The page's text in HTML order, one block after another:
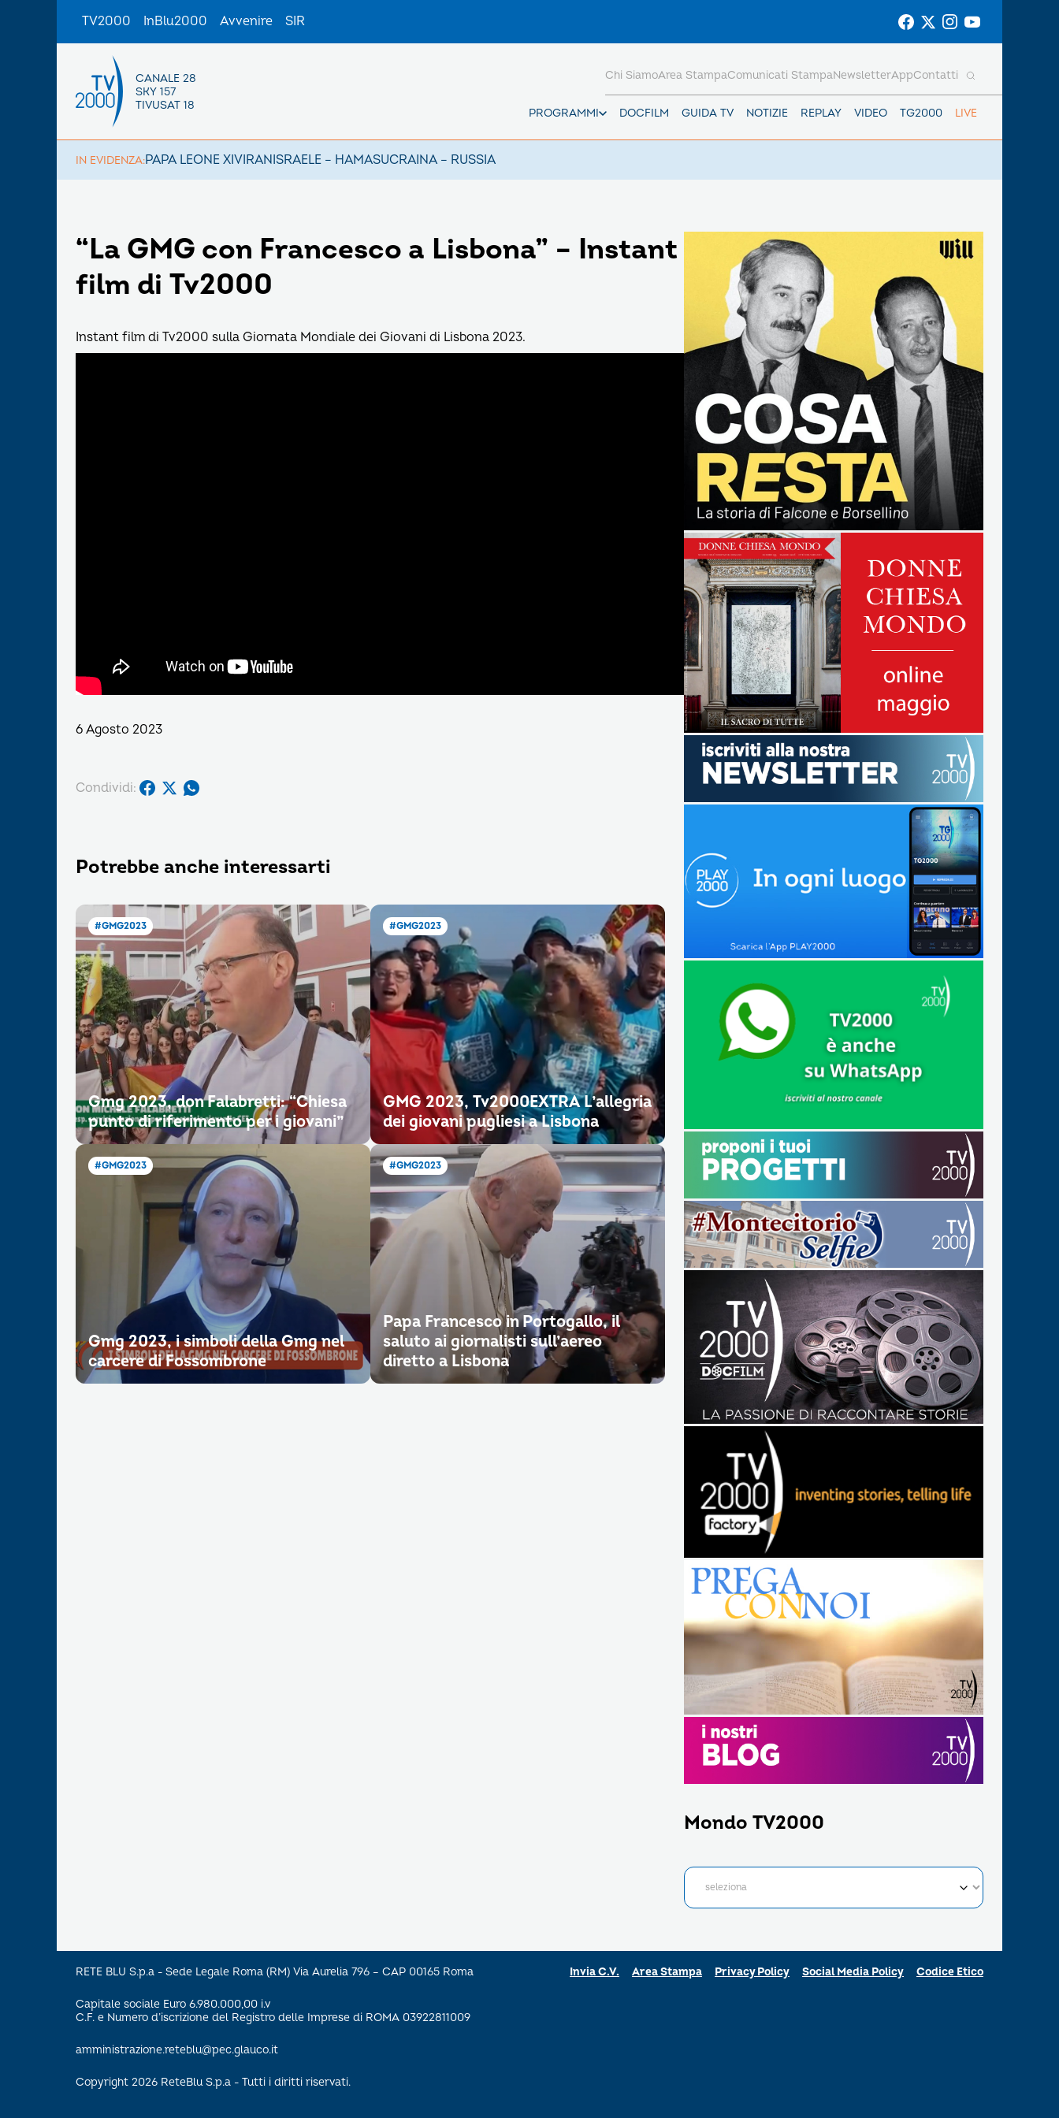
TV2000 InBlu2000 Avvenire SIR
CANALE 28
SKY 157
TIVUSAT 18
PROGRAMMI DOCFILM GUIDA TV NOTIZIE REPLAY VIDEO TG2000 LIVE
Chi SiamoArea StampaComunicati StampaNewsletterAppContatti
IN EVIDENZA:PAPA LEONE XIVIRANISRAELE – HAMASUCRAINA – RUSSIA
“La GMG con Francesco a Lisbona” – Instant
film di Tv2000
Instant film di Tv2000 sulla Giornata Mondiale dei Giovani di Lisbona 2023.
6 Agosto 2023
Condividi:
Potrebbe anche interessarti
#GMG2023
Gmg 2023, don Falabretti: “Chiesa
punto di riferimento per i giovani”
#GMG2023
GMG 2023, Tv2000EXTRA L’allegria
dei giovani pugliesi a Lisbona
#GMG2023
Gmg 2023, i simboli della Gmg nel
carcere di Fossombrone
#GMG2023
Papa Francesco in Portogallo, il
saluto ai giornalisti sull’aereo
diretto a Lisbona
Mondo TV2000
RETE BLU S.p.a - Sede Legale Roma (RM) Via Aurelia 796 – CAP 00165 Roma
Capitale sociale Euro 6.980.000,00 i.v
C.F. e Numero d’iscrizione del Registro delle Imprese di ROMA 03922811009
amministrazione.reteblu@pec.glauco.it
Copyright 2026 ReteBlu S.p.a - Tutti i diritti riservati.
Invia C.V. Area Stampa Privacy Policy Social Media Policy Codice Etico